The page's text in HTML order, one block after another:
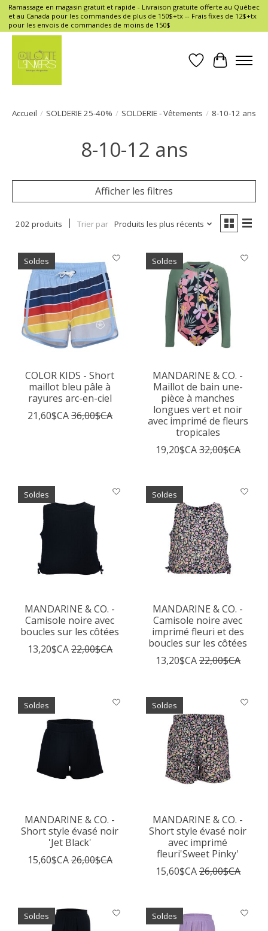
Ramassage en magasin gratuit et rapide - Livraison gratuite offerte au Québec
et au Canada pour les commandes de plus de 150$+tx -- Frais fixes de 12$+tx
pour les envois de commandes de moins de 150$
Liste dePanier
Accueil / SOLDERIE 25-40% / SOLDERIE - Vêtements / 8-10-12 ans
8-10-12 ans
Afficher les filtres
202 produits Trier par Produits les plus récents
Soldes
COLOR KIDS - Short
maillot bleu pâle à
rayures arc-en-ciel
21,60$CA36,00$CA
Soldes
MANDARINE & CO. -
Maillot de bain une-
pièce à manches
longues vert et noir
avec imprimé de fleurs
tropicales
19,20$CA32,00$CA
Soldes
MANDARINE & CO. -
Camisole noire avec
boucles sur les côtées
13,20$CA22,00$CA
Soldes
MANDARINE & CO. -
Camisole noire avec
imprimé fleuri et des
boucles sur les côtées
13,20$CA22,00$CA
Soldes
MANDARINE & CO. -
Short style évasé noir
'Jet Black'
15,60$CA26,00$CA
Soldes
MANDARINE & CO. -
Short style évasé noir
avec imprimé
fleuri'Sweet Pinky'
15,60$CA26,00$CA
Soldes Soldes